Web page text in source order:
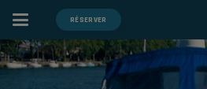
RÉSERVER